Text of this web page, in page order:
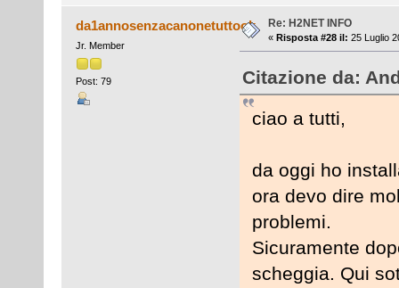
da1annosenzacanonetuttook
Jr. Member
Post: 79
Re: H2NET INFO
« Risposta #28 il: 25 Luglio
Citazione da:
ciao a tutti,
da oggi ho
ora devo dire
problemi.
Sicuramente
scheggia. Qui